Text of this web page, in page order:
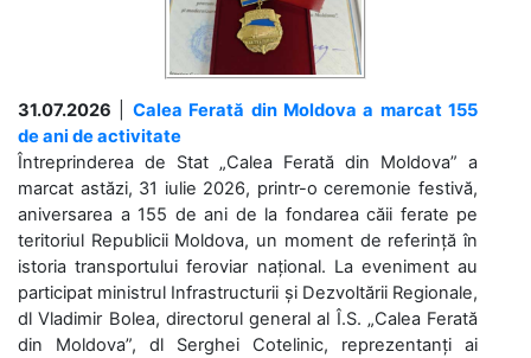
31.07.2026
Calea Ferată din Moldova a marcat 155
de ani de activitate
Întreprinderea de Stat „Calea Ferată din Moldova” a
marcat astăzi, 31 iulie 2026, printr-o ceremonie festivă,
aniversarea a 155 de ani de la fondarea căii ferate pe
teritoriul Republicii Moldova, un moment de referință în
istoria transportului feroviar național. La eveniment au
participat ministrul Infrastructurii și Dezvoltării Regionale,
dl Vladimir Bolea, directorul general al Î.S. „Calea Ferată
din Moldova”, dl Serghei Cotelinic, reprezentanți ai